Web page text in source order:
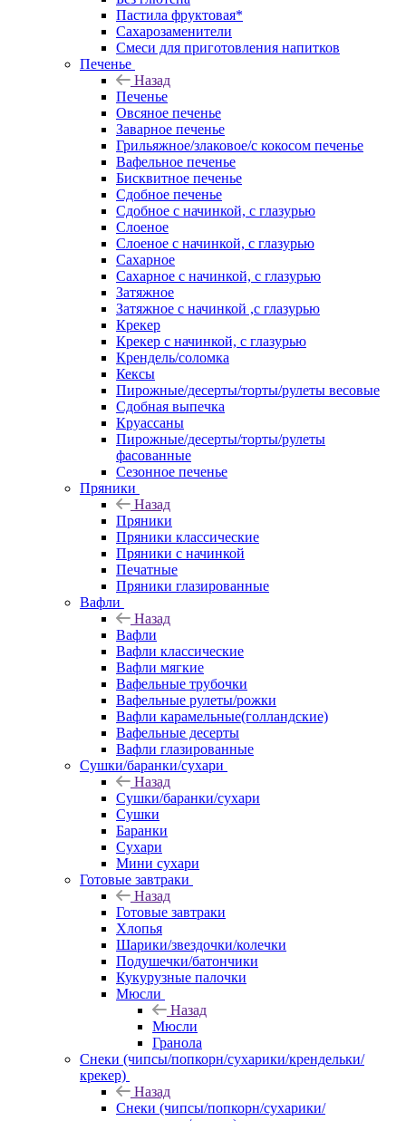
Пастила фруктовая*
Сахарозаменители
Смеси для приготовления напитков
Печенье
Назад
Печенье
Овсяное печенье
Заварное печенье
Грильяжное/злаковое/с кокосом печенье
Вафельное печенье
Бисквитное печенье
Сдобное печенье
Сдобное с начинкой, с глазурью
Слоеное
Слоеное с начинкой, с глазурью
Сахарное
Сахарное с начинкой, с глазурью
Затяжное
Затяжное с начинкой ,с глазурью
Крекер
Крекер с начинкой, с глазурью
Крендель/соломка
Кексы
Пирожные/десерты/торты/рулеты весовые
Сдобная выпечка
Круассаны
Пирожные/десерты/торты/рулеты
фасованные
Сезонное печенье
Пряники
Назад
Пряники
Пряники классические
Пряники с начинкой
Печатные
Пряники глазированные
Вафли
Назад
Вафли
Вафли классические
Вафли мягкие
Вафельные трубочки
Вафельные рулеты/рожки
Вафли карамельные(голландские)
Вафельные десерты
Вафли глазированные
Сушки/баранки/сухари
Назад
Сушки/баранки/сухари
Сушки
Баранки
Сухари
Мини сухари
Готовые завтраки
Назад
Готовые завтраки
Хлопья
Шарики/звездочки/колечки
Подушечки/батончики
Кукурузные палочки
Мюсли
Назад
Мюсли
Гранола
Снеки (чипсы/попкорн/сухарики/крендельки/
крекер)
Назад
Снеки (чипсы/попкорн/сухарики/